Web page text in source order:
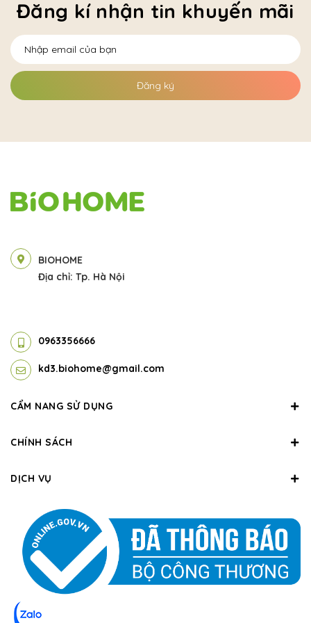
Đăng kí nhận tin khuyến mãi
Đăng ký
BIOHOME
Địa chỉ: Tp. Hà Nội
0963356666
kd3.biohome@gmail.com
CẨM NANG SỬ DỤNG
CHÍNH SÁCH
DỊCH VỤ